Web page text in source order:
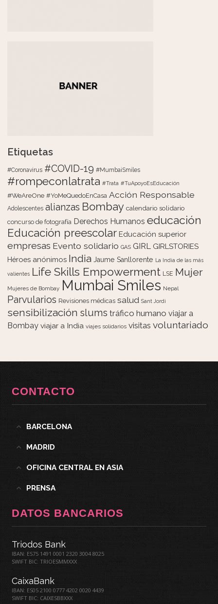
Etiquetas
#Coronavirus #COVID-19 #MumbaiSmiles
#rompeconlatrata #Trata #TuApoyoEsEducación
#WeAreOne #YoMeQuedoEnCasa Acción Responsable
Adolescentes alianzas Bombay calendario solidario
concurso de fotografía Derechos Humanos educación
Educación preescolar Educación superior
empresas Evento solidario GAS GIRL GIRLSTORIES
Héroes anónimos India Jaume Sanllorente La India de las más
valientes Life Skills Empowerment LSE Mujer
Mujeres de Bombay Mumbai Smiles Nepal
Parvularios Revisiones médicas salud Sant Jordi
sensibilización slums tráfico humano viajar a
Bombay viajar a India viajes solidarios visitas voluntariado
CONTACTO
BARCELONA
MADRID
OFICINA CENTRAL EN ASIA
PRENSA
DATOS BANCARIOS
Triodos Bank
IBAN: ES75 1491 0001 2320 3004 8025
SWIFT BIC: TRIOESMMXXX
CaixaBank
IBAN: ES05 2100 0777 4202 0020 4439
SWIFT BIC: CAIXESBBXXX